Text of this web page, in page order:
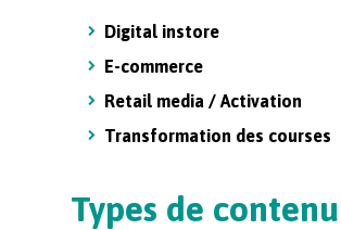
Digital instore
E-commerce
Retail media / Activation
Transformation des courses
Types de contenu